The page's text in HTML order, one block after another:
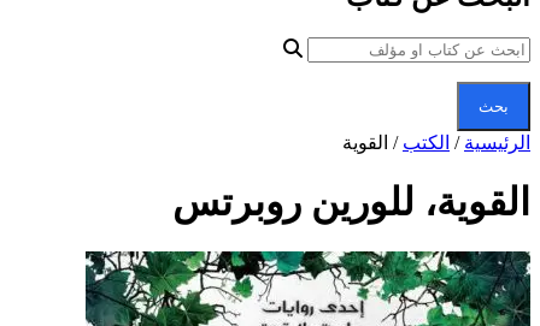
بحث
الرئيسية / الكتب / القوية
القوية، للورين روبرتس